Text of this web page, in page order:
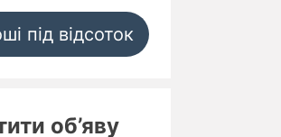
під відсоток
об’яву